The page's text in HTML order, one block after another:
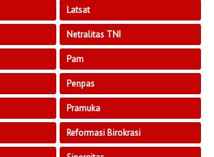
Latsat
Netralitas TNI
Pam
Penpas
Pramuka
Reformasi Birokrasi